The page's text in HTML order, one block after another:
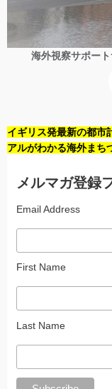
海外視察サポー
イギリス発最新の都市
アルがわかる海外まち
メルマガ登録
Email Address
First Name
Last Name